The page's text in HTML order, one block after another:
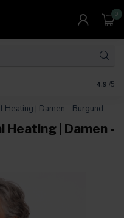
0
4.9 /5
| Damen - Burgund
Heating | Damen -